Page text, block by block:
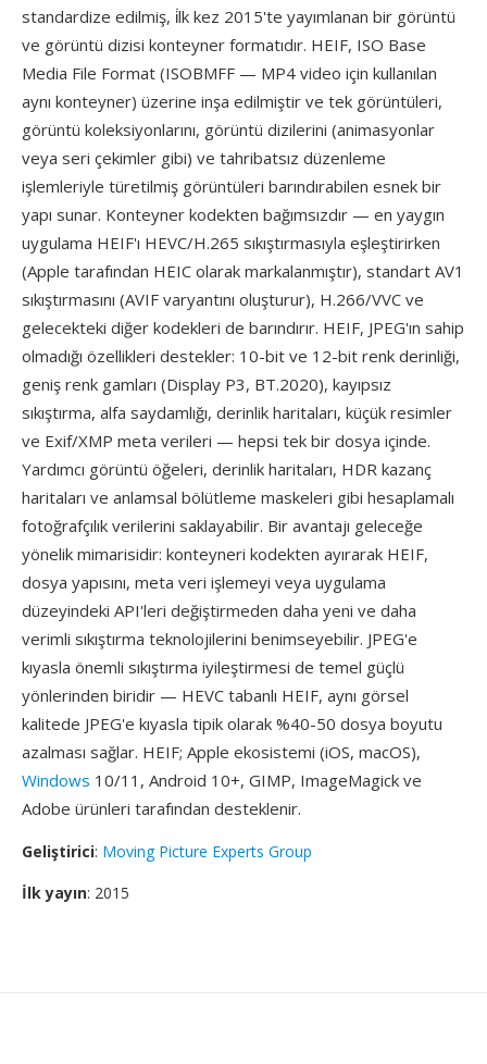
standardize edilmiş, i̇lk kez 2015'te yayımlanan bir görüntü
ve görüntü dizisi konteyner formatıdır. HEIF, ISO Base
Media File Format (ISOBMFF — MP4 video için kullanılan
aynı konteyner) üzerine inşa edilmiştir ve tek görüntüleri,
görüntü koleksiyonlarını, görüntü dizilerini (animasyonlar
veya seri çekimler gibi) ve tahribatsız düzenleme
işlemleriyle türetilmiş görüntüleri barındırabilen esnek bir
yapı sunar. Konteyner kodekten bağımsızdır — en yaygın
uygulama HEIF'ı HEVC/H.265 sıkıştırmasıyla eşleştirirken
(Apple tarafından HEIC olarak markalanmıştır), standart AV1
sıkıştırmasını (AVIF varyantını oluşturur), H.266/VVC ve
gelecekteki diğer kodekleri de barındırır. HEIF, JPEG'ın sahip
olmadığı özellikleri destekler: 10-bit ve 12-bit renk derinliği,
geniş renk gamları (Display P3, BT.2020), kayıpsız
sıkıştırma, alfa saydamlığı, derinlik haritaları, küçük resimler
ve Exif/XMP meta verileri — hepsi tek bir dosya içinde.
Yardımcı görüntü öğeleri, derinlik haritaları, HDR kazanç
haritaları ve anlamsal bölütleme maskeleri gibi hesaplamalı
fotoğrafçılık verilerini saklayabilir. Bir avantajı geleceğe
yönelik mimarisidir: konteyneri kodekten ayırarak HEIF,
dosya yapısını, meta veri işlemeyi veya uygulama
düzeyindeki API'leri değiştirmeden daha yeni ve daha
verimli sıkıştırma teknolojilerini benimseyebilir. JPEG'e
kıyasla önemli sıkıştırma iyileştirmesi de temel güçlü
yönlerinden biridir — HEVC tabanlı HEIF, aynı görsel
kalitede JPEG'e kıyasla tipik olarak %40-50 dosya boyutu
azalması sağlar. HEIF; Apple ekosistemi (iOS, macOS),
Windows 10/11, Android 10+, GIMP, ImageMagick ve
Adobe ürünleri tarafından desteklenir.
Geliştirici: Moving Picture Experts Group
İlk yayın: 2015